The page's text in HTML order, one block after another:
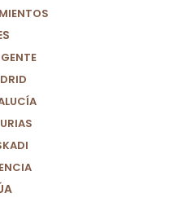
LA
|
(M+J)